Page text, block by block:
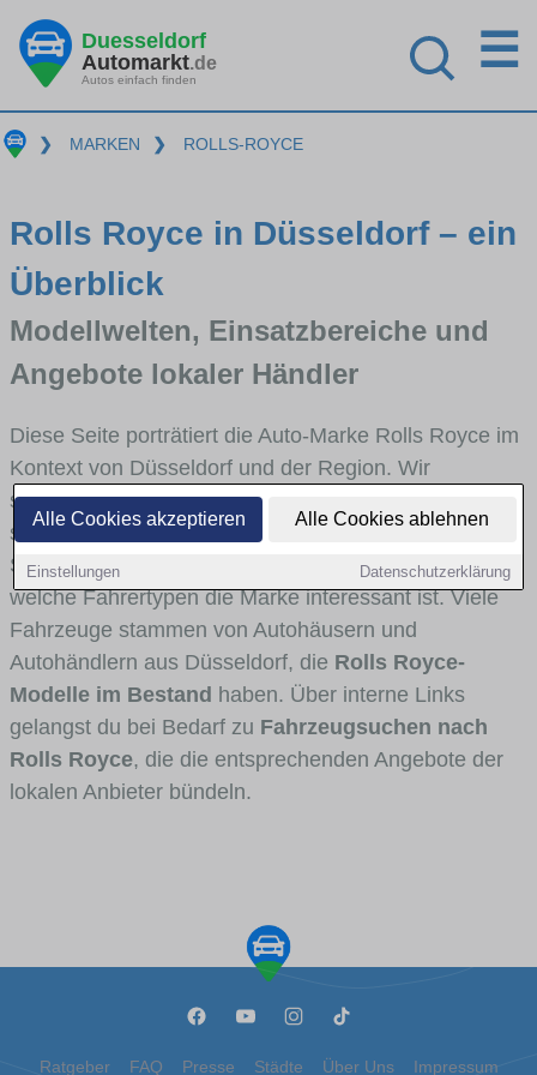
Alle Cookies akzeptieren Alle Cookies ablehnen
Einstellungen Datenschutzerklärung
Duesseldorf
Automarkt.de
Autos einfach finden
☰
❯ MARKEN ❯ ROLLS-ROYCE
Rolls Royce in Düsseldorf – ein
Überblick
Modellwelten, Einsatzbereiche und
Angebote lokaler Händler
Diese Seite porträtiert die Auto-Marke Rolls Royce im
Kontext von Düsseldorf und der Region. Wir
skizzieren, in welchen Fahrzeugklassen Rolls Royce
stark vertreten ist, welche Modellreihen häufig im
Stadt- und Umlandverkehr zu sehen sind und für
welche Fahrertypen die Marke interessant ist. Viele
Fahrzeuge stammen von Autohäusern und
Autohändlern aus Düsseldorf, die Rolls Royce-
Modelle im Bestand haben. Über interne Links
gelangst du bei Bedarf zu Fahrzeugsuchen nach
Rolls Royce, die die entsprechenden Angebote der
lokalen Anbieter bündeln.
Ratgeber FAQ Presse Städte Über Uns Impressum